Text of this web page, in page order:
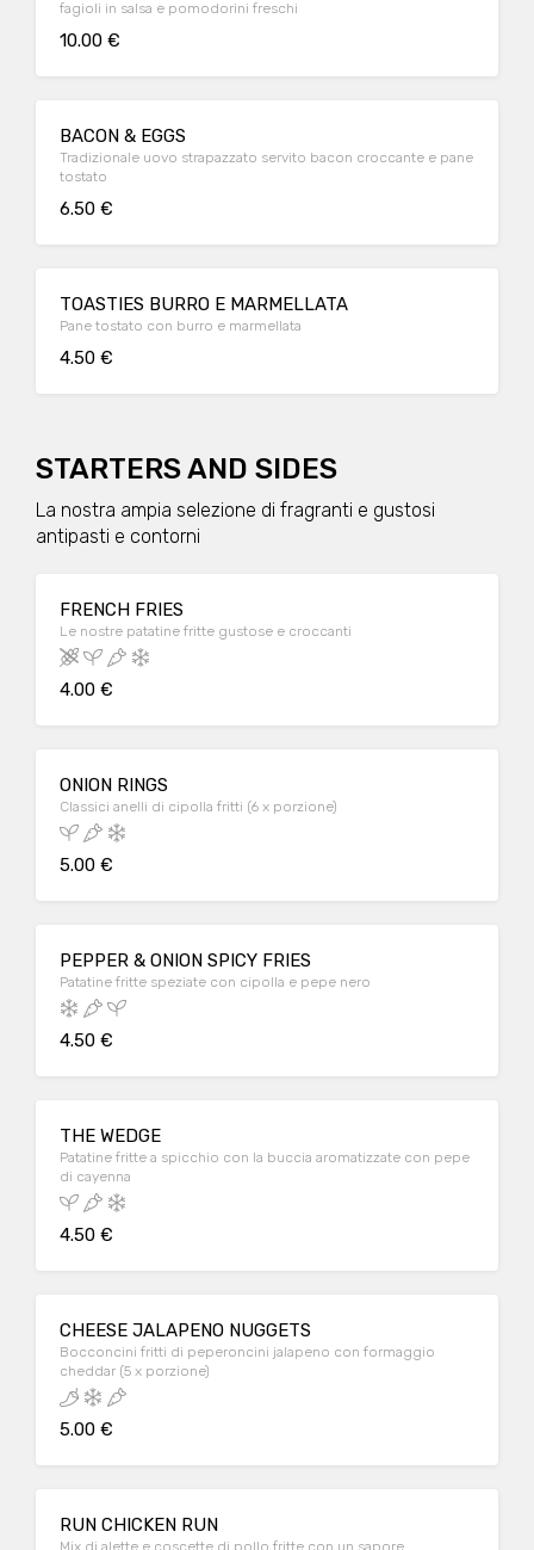
fagioli in salsa e pomodorini freschi
10.00 €
BACON & EGGS
Tradizionale uovo strapazzato servito bacon croccante e pane
tostato
6.50 €
TOASTIES BURRO E MARMELLATA
Pane tostato con burro e marmellata
4.50 €
STARTERS AND SIDES
La nostra ampia selezione di fragranti e gustosi
antipasti e contorni
FRENCH FRIES
Le nostre patatine fritte gustose e croccanti
4.00 €
ONION RINGS
Classici anelli di cipolla fritti (6 x porzione)
5.00 €
PEPPER & ONION SPICY FRIES
Patatine fritte speziate con cipolla e pepe nero
4.50 €
THE WEDGE
Patatine fritte a spicchio con la buccia aromatizzate con pepe
di cayenna
4.50 €
CHEESE JALAPENO NUGGETS
Bocconcini fritti di peperoncini jalapeno con formaggio
cheddar (5 x porzione)
5.00 €
RUN CHICKEN RUN
Mix di alette e coscette di pollo fritte con un sapore